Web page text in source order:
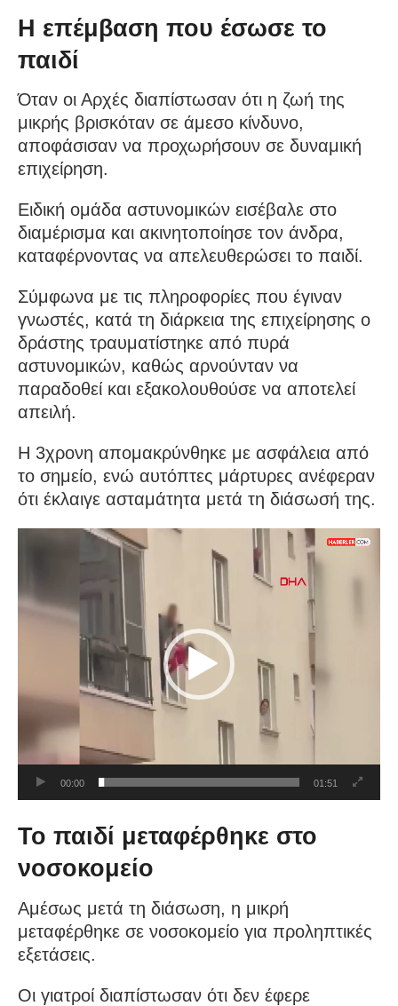
Η επέμβαση που έσωσε το
παιδί
Όταν οι Αρχές διαπίστωσαν ότι η ζωή της
μικρής βρισκόταν σε άμεσο κίνδυνο,
αποφάσισαν να προχωρήσουν σε δυναμική
επιχείρηση.
Ειδική ομάδα αστυνομικών εισέβαλε στο
διαμέρισμα και ακινητοποίησε τον άνδρα,
καταφέρνοντας να απελευθερώσει το παιδί.
Σύμφωνα με τις πληροφορίες που έγιναν
γνωστές, κατά τη διάρκεια της επιχείρησης ο
δράστης τραυματίστηκε από πυρά
αστυνομικών, καθώς αρνούνταν να
παραδοθεί και εξακολουθούσε να αποτελεί
απειλή.
Η 3χρονη απομακρύνθηκε με ασφάλεια από
το σημείο, ενώ αυτόπτες μάρτυρες ανέφεραν
ότι έκλαιγε ασταμάτητα μετά τη διάσωσή της.
Αναπαραγωγής
00:00 01:51
Το παιδί μεταφέρθηκε στο
νοσοκομείο
Αμέσως μετά τη διάσωση, η μικρή
μεταφέρθηκε σε νοσοκομείο για προληπτικές
εξετάσεις.
Οι γιατροί διαπίστωσαν ότι δεν έφερε